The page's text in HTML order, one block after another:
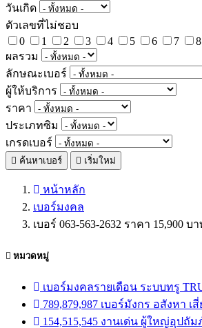
วันเกิด
ตัวเลขที่ไม่ชอบ
0
1 2 3 4 5 6 7 8
ผลรวม
ลักษณะเบอร์
ผู้ให้บริการ
ราคา
ประเภทซิม
เกรดเบอร์
ค้นหาเบอร์ เริ่มใหม่
หน้าหลัก
เบอร์มงคล
เบอร์ 063-563-2632 ราคา 15,900 บ
หมวดหมู่
เบอร์มงคลรายเดือน ระบบทรู
789,879,987 เบอร์มังกร อสังหา เ
154,515,545 งานเด่น ผู้ใหญ่อุปถั